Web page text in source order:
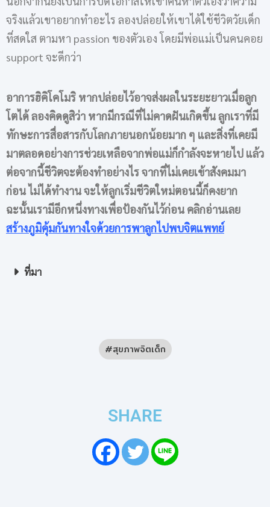
จริงแล้วเขาอยากทำอะไร ลองปล่อยให้เขาได้ใช้ชีวิตวัยเด็ก
ที่สดใส ตามหา passion ของตัวเอง โดยมีพ่อแม่เป็นคนคอย
support จะดีกว่า
อาการฮิคิโคโมริ หากปล่อยไว้อาจส่งผลในระยะยาวเมื่อลูก
โตได้ ลองคิดดูสิว่า หากมีกรณีที่ไม่คาดฝันเกิดขึ้น ลูกเราที่มี
ทักษะการสื่อสารกับโลกภายนอกน้อยมาก ๆ และสิ่งที่เคยมี
มาตลอดอย่างการช่วยเหลือจากพ่อแม่ก็กำลังจะหายไป แล้ว
ต่อจากนี้ชีวิตจะต้องทำอย่างไร จากที่ไม่เคยเข้าสังคมมา
ก่อน ไม่ได้ทำงาน จะให้ลูกเริ่มชีวิตใหม่ตอนนี้ก็คงยาก
ฉะนั้นเรามีอีกหนึ่งทางเพื่อป้องกันไว้ก่อน คลิกอ่านเลย
สร้างภูมิคุ้มกันทางใจด้วยการพาลูกไปพบจิตแพทย์
ที่มา
สุขภาพจิตเด็ก
SHARE